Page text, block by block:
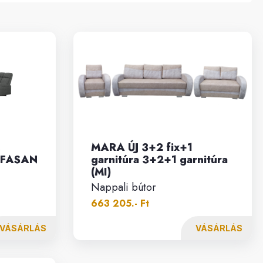
VÁSÁRLÁS
MARA ÚJ 3+2 fix+1
garnitúra 3+2+1 garnitúra
(MI)
Nappali bútor
663 205.- Ft
VÁSÁRLÁS